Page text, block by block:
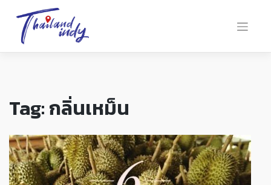
Tag:กลิ่นเหม็น